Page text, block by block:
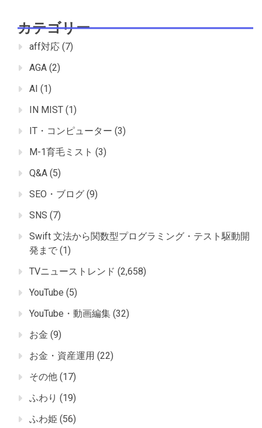
カテゴリー
aff対応 (7)
AGA (2)
AI (1)
IN MIST (1)
IT・コンピューター (3)
M-1育毛ミスト (3)
Q&A (5)
SEO・ブログ (9)
SNS (7)
Swift 文法から関数型プログラミング・テスト駆動開
発まで (1)
TVニューストレンド (2,658)
YouTube (5)
YouTube・動画編集 (32)
お金 (9)
お金・資産運用 (22)
その他 (17)
ふわり (19)
ふわ姫 (56)